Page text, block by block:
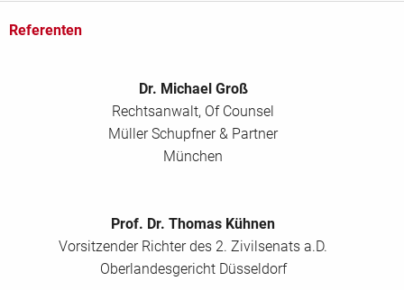
Referenten
Dr. Michael Groß
Rechtsanwalt, Of Counsel
Müller Schupfner & Partner
München
Prof. Dr. Thomas Kühnen
Vorsitzender Richter des 2. Zivilsenats a.D.
Oberlandesgericht Düsseldorf